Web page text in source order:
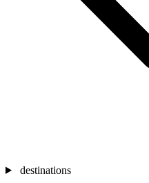
destinations